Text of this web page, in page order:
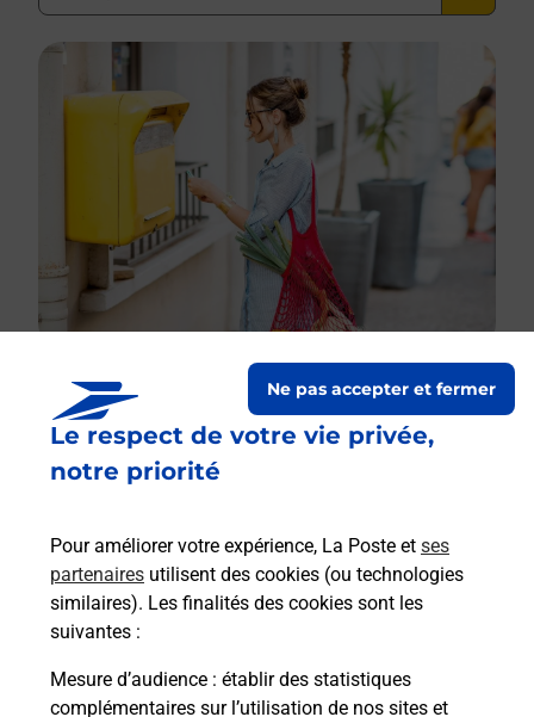
Le respect de votre vie privée,
notre priorité
Pour améliorer votre expérience, La Poste et ses
partenaires utilisent des cookies (ou technologies
similaires). Les finalités des cookies sont les
suivantes :
Mesure d’audience : établir des statistiques
complémentaires sur l’utilisation de nos sites et
Ne pas accepter et fermer
Boîte aux lettres La Poste
36 Rue Principale
02360 Dohis
Le lien s'ouvre dans un nouvel onglet
Le lien s'ouvre dans un nouvel onglet